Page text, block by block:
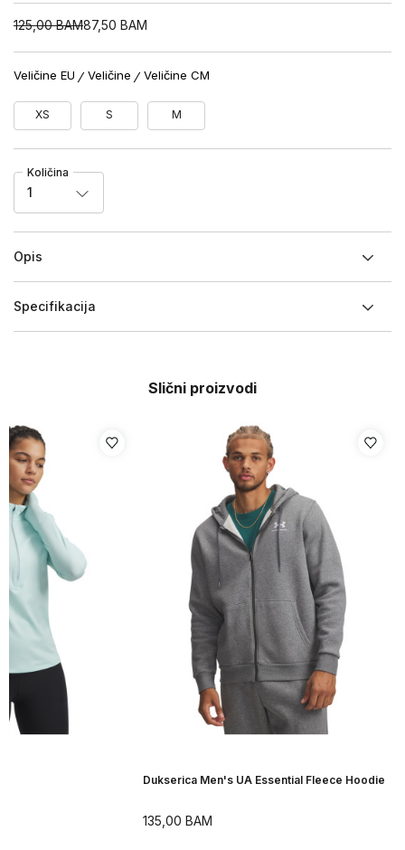
125,00 BAM87,50 BAM
Veličine EU Veličine Veličine CM
XS S M
Količina
1
Opis
Specifikacija
Slični proizvodi
Dukserica Men's UA Essential Fleece Hoodie
135,00 BAM